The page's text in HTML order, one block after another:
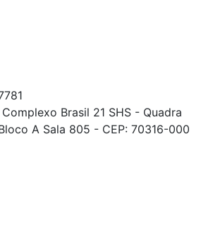
Brasil 21 SHS - Quadra
A Sala 805 - CEP: 70316-000